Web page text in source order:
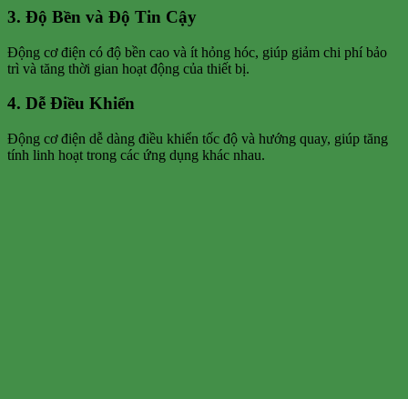
3. Độ Bền và Độ Tin Cậy
Động cơ điện có độ bền cao và ít hỏng hóc, giúp giảm chi phí bảo
trì và tăng thời gian hoạt động của thiết bị.
4. Dễ Điều Khiển
Động cơ điện dễ dàng điều khiển tốc độ và hướng quay, giúp tăng
tính linh hoạt trong các ứng dụng khác nhau.